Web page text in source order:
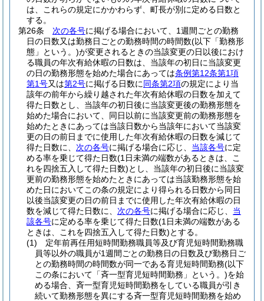
は、これらの規定にかかわらず、町長が別に定める日数と
する。
第26条
次の各号に掲げる場合において、1週間ごとの勤務
日の日数又は勤務日ごとの勤務時間の時間数(以下「勤務形
態」という。)が変更されるときの当該変更の日以後におけ
る職員の年次有給休暇の日数は、当該年の初日に当該変更
の日の勤務形態を始めた場合にあっては条例第12条第1項
第1号又は第2号に掲げる日数に同条第2項の規定により当
該年の前年から繰り越された年次有給休暇の日数を加えて
得た日数とし、当該年の初日後に当該変更後の勤務形態を
始めた場合において、同日以前に当該変更前の勤務形態を
始めたときにあっては当該日数から当該年において当該変
更の日の前日までに使用した年次有給休暇の日数を減じて
得た日数に、 次の各号に掲げる場合に応じ、 当該各号に定
める率を乗じて得た日数(1日未満の端数があるときは、こ
れを四捨五入して得た日数)とし、当該年の初日後に当該変
更前の勤務形態を始めたときにあっては当該勤務形態を始
めた日においてこの条の規定により得られる日数から同日
以後当該変更の日の前日までに使用した年次有給休暇の日
数を減じて得た日数に、 次の各号に掲げる場合に応じ、 当
該各号に定める率を乗じて得た日数(1日未満の端数がある
ときは、これを四捨五入して得た日数)とする。
(1)
定年前再任用短時間勤務職員等及び育児短時間勤務職
員等以外の職員が1週間ごとの勤務日の日数及び勤務日ご
との勤務時間の時間数が同一である育児短時間勤務(以下
この条において「斉一型育児短時間勤務」という。)を始
める場合、斉一型育児短時間勤務をしている職員が引き
続いて勤務形態を異にする斉一型育児短時間勤務を始め